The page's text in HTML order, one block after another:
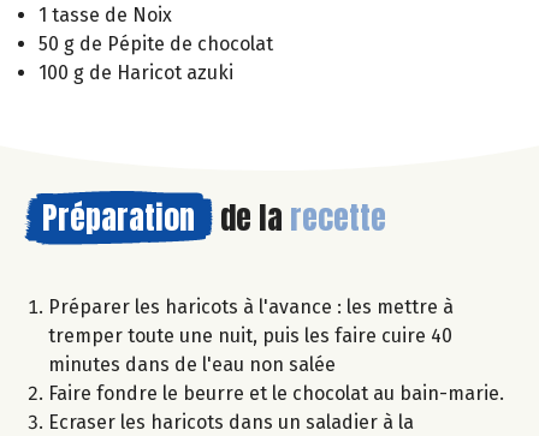
1 tasse de Noix
50 g de Pépite de chocolat
100 g de Haricot azuki
Préparation de la recette
Préparer les haricots à l'avance : les mettre à
tremper toute une nuit, puis les faire cuire 40
minutes dans de l'eau non salée
Faire fondre le beurre et le chocolat au bain-marie.
Ecraser les haricots dans un saladier à la